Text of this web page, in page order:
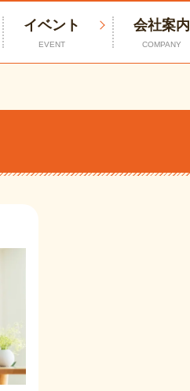
イベント
EVENT
会社案内
COMPANY